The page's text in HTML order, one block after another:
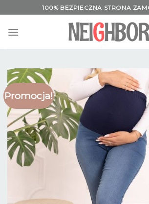
to
content
100% BEZPIECZNA STRONA
Promocja!